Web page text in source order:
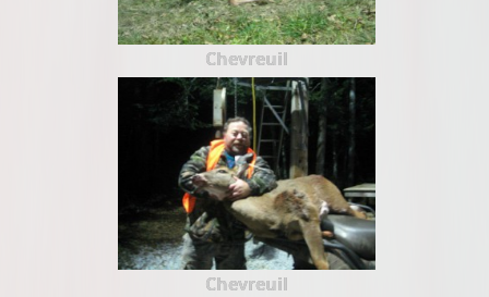
Chevreuil
Chevreuil